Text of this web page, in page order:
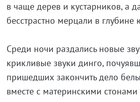
в чаще дерев и кустарников, а
бесстрастно мерцали в глубине
Среди ночи раздались новые
крикливые звуки динго,
пришедших закончить дело
вместе с материнскими